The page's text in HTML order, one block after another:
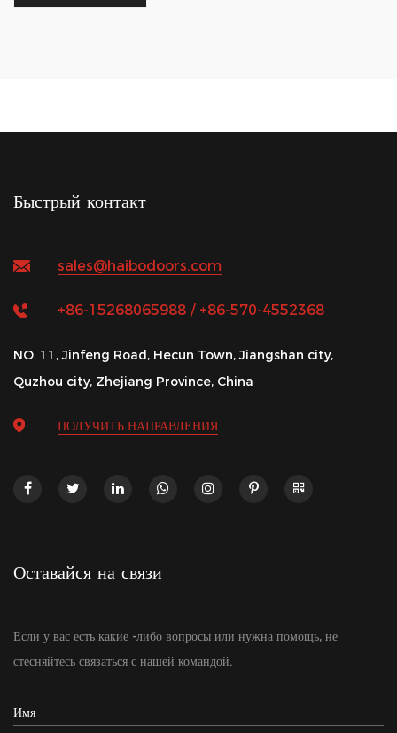
Быстрый контакт
sales@haibodoors.com
+86-15268065988 / +86-570-4552368
NO. 11, Jinfeng Road, Hecun Town, Jiangshan city,
Quzhou city, Zhejiang Province, China
ПОЛУЧИТЬ НАПРАВЛЕНИЯ
Оставайся на связи
Если у вас есть какие -либо вопросы или нужна помощь, не
стесняйтесь связаться с нашей командой.